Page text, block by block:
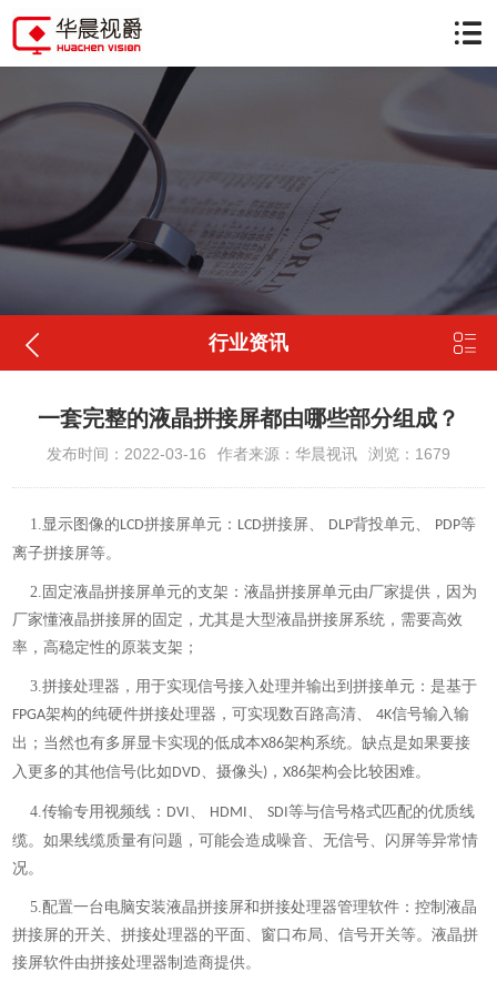
 行业资讯 
一套完整的液晶拼接屏都由哪些部分组成？
发布时间：2022-03-16 作者来源：华晨视讯 浏览：1679
1.显示图像的LCD拼接屏单元： LCD拼接屏、 DLP背投单元、 PDP等
离子拼接屏等。
2. 固定液晶拼接屏单元的支架：液晶拼接屏单元由厂家提供，因为
厂家懂液晶拼接屏的固定，尤其是大型液晶拼接屏系统，需要高效
率，高稳定性的原装支架；
3.拼接处理器，用于实现信号接入处理并输出到拼接单元：是基于
FPGA架构的纯硬件拼接处理器，可实现数百路高清、4K信号输入输
出；当然也有多屏显卡实现的低成本X86架构系统。缺点是如果要接
入更多的其他信号(比如DVD、摄像头) ，X86架构会比较困难。
4.传输专用视频线： DVI、 HDMI、SDI等与信号格式匹配的优质线
缆。如果线缆质量有问题，可能会造成噪音、无信号、闪屏等异常情
况。
5.配置一台电脑安装液晶拼接屏和拼接处理器管理软件：控制液晶
拼接屏的开关、拼接处理器的平面、窗口布局、信号开关等。液晶拼
接屏软件由拼接处理器制造商提供。